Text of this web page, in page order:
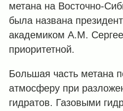
метана на Восточно-
была названа
академиком А.М.
приоритетной.
Большая часть метана
атмосферу при
гидратов. Газовыми